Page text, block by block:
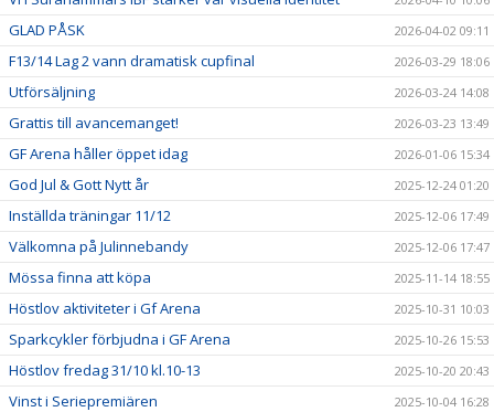
GLAD PÅSK 2026-04-02 09:11
F13/14 Lag 2 vann dramatisk cupfinal 2026-03-29 18:06
Utförsäljning 2026-03-24 14:08
Grattis till avancemanget! 2026-03-23 13:49
GF Arena håller öppet idag 2026-01-06 15:34
God Jul & Gott Nytt år 2025-12-24 01:20
Inställda träningar 11/12 2025-12-06 17:49
Välkomna på Julinnebandy 2025-12-06 17:47
Mössa finna att köpa 2025-11-14 18:55
Höstlov aktiviteter i Gf Arena 2025-10-31 10:03
Sparkcykler förbjudna i GF Arena 2025-10-26 15:53
Höstlov fredag 31/10 kl.10-13 2025-10-20 20:43
Vinst i Seriepremiären 2025-10-04 16:28